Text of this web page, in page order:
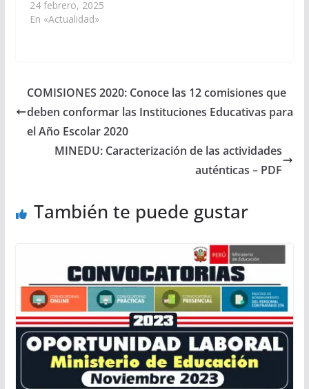
24 febrero, 2025
En «Actualidad»
COMISIONES 2020: Conoce las 12 comisiones que
deben conformar las Instituciones Educativas para
el Año Escolar 2020
MINEDU: Caracterización de las actividades
auténticas – PDF
También te puede gustar